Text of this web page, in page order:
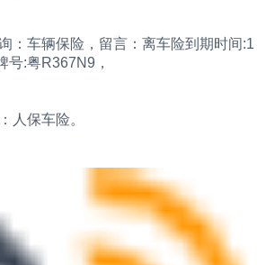
：车辆保险，留言：离车险到期时间:1
号:粤R367N9，
人保车险。